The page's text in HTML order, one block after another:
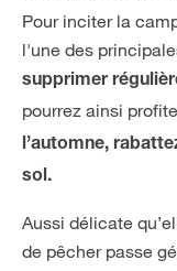
Pour inciter la
l'une des
supprimer
pourrez ainsi
l’automne,
sol.
Aussi délicate
de pêcher passe